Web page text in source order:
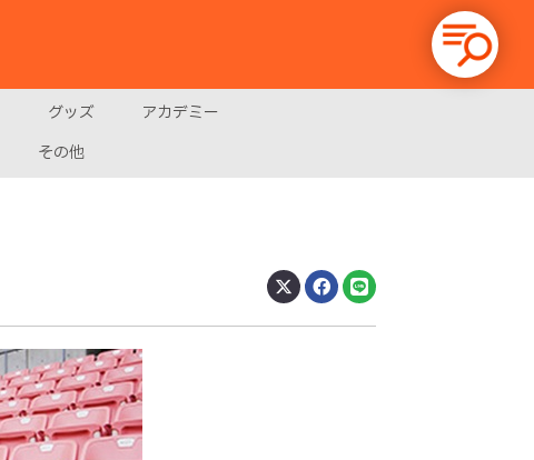
グッズ
アカデミー
その他